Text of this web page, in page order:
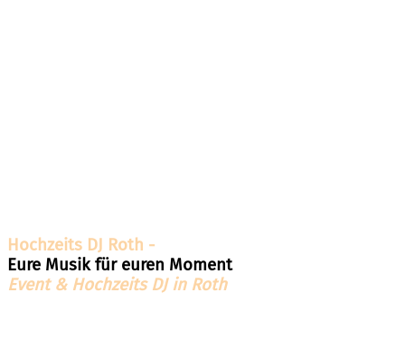
Hochzeits DJ Roth -
Eure Musik für euren Moment
Event & Hochzeits DJ in Roth